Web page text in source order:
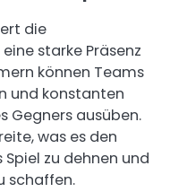
die
starke Präsenz
können Teams
und konstanten
Gegners ausüben.
was es den
zu dehnen und
schaffen.